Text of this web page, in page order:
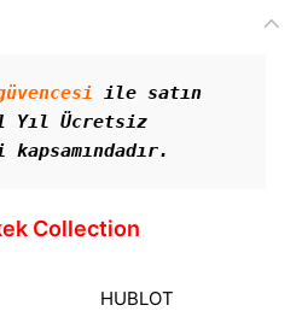
ile satın
Yıl Ücretsiz
kapsamındadır.
Collection
HUBLOT